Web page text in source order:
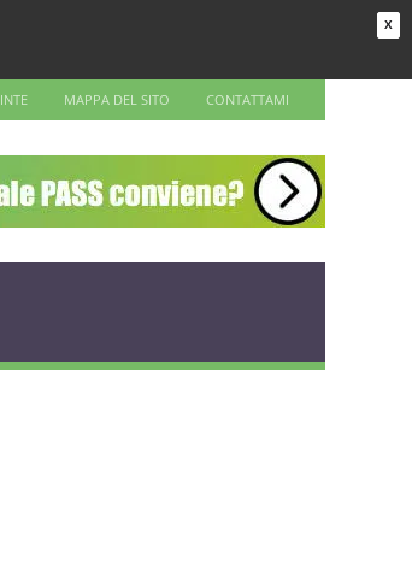
X
MAPPA DEL SITO CONTATTAMI